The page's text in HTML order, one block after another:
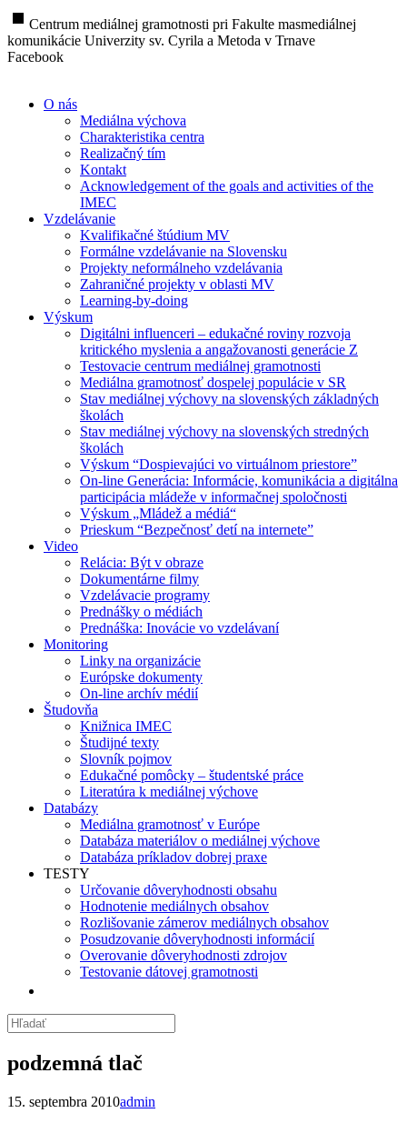
stop Centrum mediálnej gramotnosti pri Fakulte masmediálnej
komunikácie Univerzity sv. Cyrila a Metoda v Trnave
Facebook
O nás
Mediálna výchova
Charakteristika centra
Realizačný tím
Kontakt
Acknowledgement of the goals and activities of the
IMEC
Vzdelávanie
Kvalifikačné štúdium MV
Formálne vzdelávanie na Slovensku
Projekty neformálneho vzdelávania
Zahraničné projekty v oblasti MV
Learning-by-doing
Výskum
Digitálni influenceri – edukačné roviny rozvoja
kritického myslenia a angažovanosti generácie Z
Testovacie centrum mediálnej gramotnosti
Mediálna gramotnosť dospelej populácie v SR
Stav mediálnej výchovy na slovenských základných
školách
Stav mediálnej výchovy na slovenských stredných
školách
Výskum “Dospievajúci vo virtuálnom priestore”
On-line Generácia: Informácie, komunikácia a digitálna
participácia mládeže v informačnej spoločnosti
Výskum „Mládež a médiá“
Prieskum “Bezpečnosť detí na internete”
Video
Relácia: Být v obraze
Dokumentárne filmy
Vzdelávacie programy
Prednášky o médiách
Prednáška: Inovácie vo vzdelávaní
Monitoring
Linky na organizácie
Európske dokumenty
On-line archív médií
Študovňa
Knižnica IMEC
Študijné texty
Slovník pojmov
Edukačné pomôcky – študentské práce
Literatúra k mediálnej výchove
Databázy
Mediálna gramotnosť v Európe
Databáza materiálov o mediálnej výchove
Databáza príkladov dobrej praxe
TESTY
Určovanie dôveryhodnosti obsahu
Hodnotenie mediálnych obsahov
Rozlišovanie zámerov mediálnych obsahov
Posudzovanie dôveryhodnosti informácií
Overovanie dôveryhodnosti zdrojov
Testovanie dátovej gramotnosti
podzemná tlač
15. septembra 2010admin